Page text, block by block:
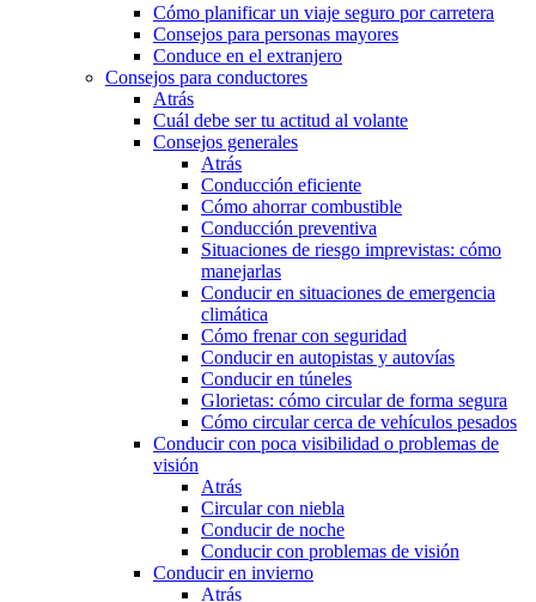
Cómo planificar un viaje seguro por carretera
Consejos para personas mayores
Conduce en el extranjero
Consejos para conductores
Atrás
Cuál debe ser tu actitud al volante
Consejos generales
Atrás
Conducción eficiente
Cómo ahorrar combustible
Conducción preventiva
Situaciones de riesgo imprevistas: cómo
manejarlas
Conducir en situaciones de emergencia
climática
Cómo frenar con seguridad
Conducir en autopistas y autovías
Conducir en túneles
Glorietas: cómo circular de forma segura
Cómo circular cerca de vehículos pesados
Conducir con poca visibilidad o problemas de
visión
Atrás
Circular con niebla
Conducir de noche
Conducir con problemas de visión
Conducir en invierno
Atrás